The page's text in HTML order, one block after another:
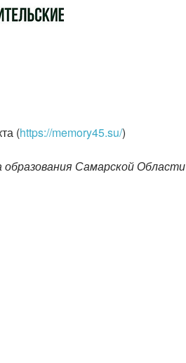
(https://memory45.su/)
Самарской Области